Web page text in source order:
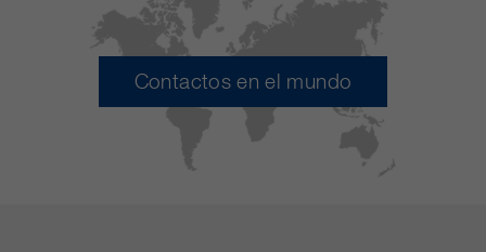
Contactos en el mundo